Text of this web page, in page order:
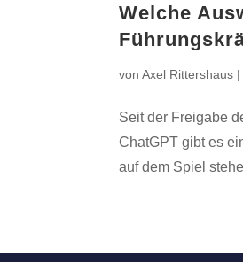
Welche
vonAxel Rittershaus |
Seit der Freigabe
ChatGPT gibt es
auf dem Spiel